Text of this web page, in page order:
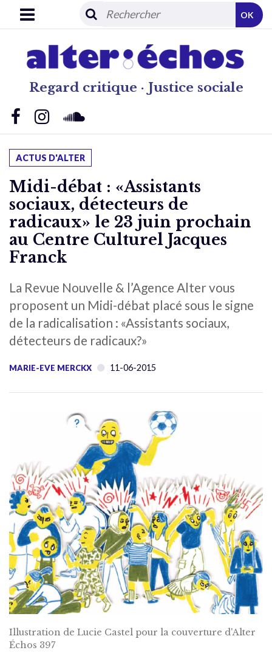
Regard critique · Justice sociale
OK
ACTUS D'ALTER
Midi-débat : «Assistants
sociaux, détecteurs de
radicaux» le 23 juin prochain
au Centre Culturel Jacques
Franck
La Revue Nouvelle & l’Agence Alter vous
proposent un Midi-débat placé sous le signe
de la radicalisation : «Assistants sociaux,
détecteurs de radicaux?»
MARIE-EVE MERCKX 11-06-2015
Illustration de Lucie Castel pour la couverture d'Alter
Échos 397